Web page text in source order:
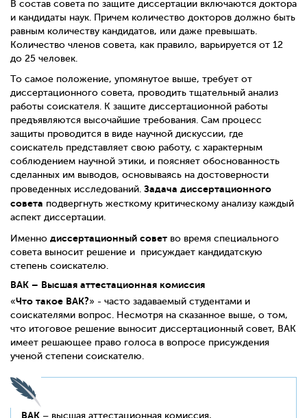
В состав совета по защите диссертации включаются доктора
и кандидаты наук. Причем количество докторов должно быть
равным количеству кандидатов, или даже превышать.
Количество членов совета, как правило, варьируется от 12
до 25 человек.
То самое положение, упомянутое выше, требует от
диссертационного совета, проводить тщательный анализ
работы соискателя. К защите диссертационной работы
предъявляются высочайшие требования. Сам процесс
защиты проводится в виде научной дискуссии, где
соискатель представляет свою работу, с характерным
соблюдением научной этики, и поясняет обоснованность
сделанных им выводов, основываясь на достоверности
проведенных исследований. Задача диссертационного
совета подвергнуть жесткому критическому анализу каждый
аспект диссертации.
Именно диссертационный совет во время специального
совета выносит решение и присуждает кандидатскую
степень соискателю.
ВАК – Высшая аттестационная комиссия
«Что такое ВАК?» - часто задаваемый студентами и
соискателями вопрос. Несмотря на сказанное выше, о том,
что итоговое решение выносит диссертационный совет, ВАК
имеет решающее право голоса в вопросе присуждения
ученой степени соискателю.
ВАК – высшая аттестационная комиссия,